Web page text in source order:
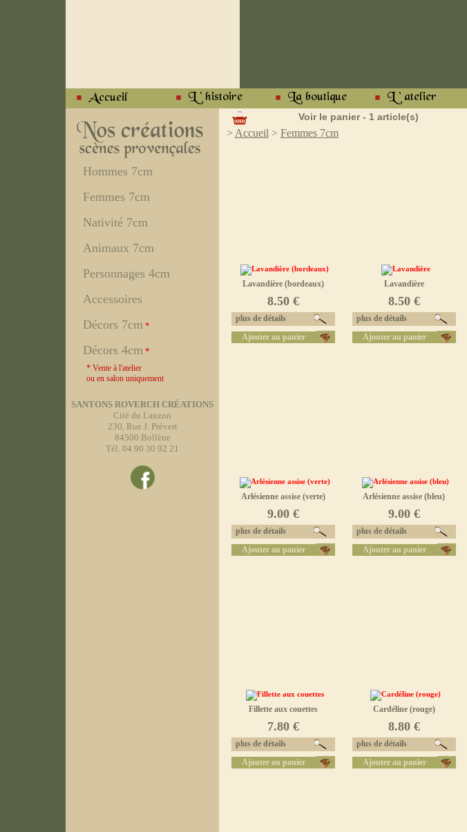
Hommes 7cm
Femmes 7cm
Nativité 7cm
Animaux 7cm
Personnages 4cm
Accessoires
Décors 7cm *
Décors 4cm *
* Vente à l'atelier
ou en salon uniquement
SANTONS ROVERCH CRÉATIONS
Cité du Lauzon
230, Rue J. Prévert
84500 Bollène
Tél. 04 90 30 92 21
Voir le panier - 1 article(s)
> Accueil > Femmes 7cm
Lavandière (bordeaux)
8.50 €
plus de détails
Ajouter au panier
Lavandière
8.50 €
plus de détails
Ajouter au panier
Arlésienne assise (verte)
9.00 €
plus de détails
Ajouter au panier
Arlésienne assise (bleu)
9.00 €
plus de détails
Ajouter au panier
Fillette aux couettes
7.80 €
plus de détails
Ajouter au panier
Cardéline (rouge)
8.80 €
plus de détails
Ajouter au panier